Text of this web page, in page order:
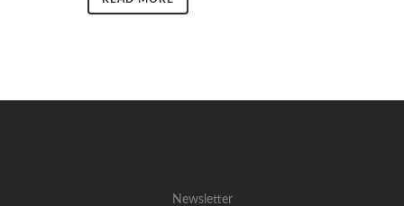
Newsletter